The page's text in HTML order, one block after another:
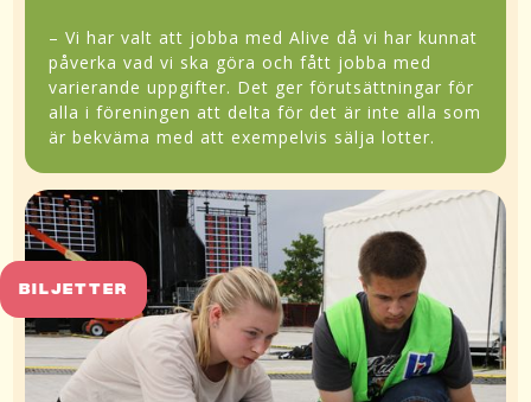
BILJETTER
– Vi har valt att jobba med Alive då vi har kunnat
påverka vad vi ska göra och fått jobba med
varierande uppgifter. Det ger förutsättningar för
alla i föreningen att delta för det är inte alla som
är bekväma med att exempelvis sälja lotter.